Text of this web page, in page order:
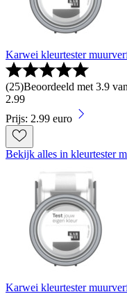
Karwei kleurtester
(25)Beoordeeld met 3.9
2.99
Prijs: 2.99 euro
Bekijk alles in kleurtester
Karwei kleurtester